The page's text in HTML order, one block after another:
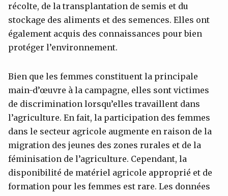
récolte, de la transplantation de semis et du
stockage des aliments et des semences. Elles ont
également acquis des connaissances pour bien
protéger l’environnement.
Bien que les femmes constituent la principale
main-d’œuvre à la campagne, elles sont victimes
de discrimination lorsqu’elles travaillent dans
l’agriculture. En fait, la participation des femmes
dans le secteur agricole augmente en raison de la
migration des jeunes des zones rurales et de la
féminisation de l’agriculture. Cependant, la
disponibilité de matériel agricole approprié et de
formation pour les femmes est rare. Les données